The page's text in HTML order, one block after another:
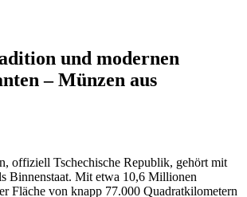
und modernen
– Münzen aus
offiziell Tschechische Republik, gehört mit
Binnenstaat. Mit etwa 10,6 Millionen
Fläche von knapp 77.000 Quadratkilometern